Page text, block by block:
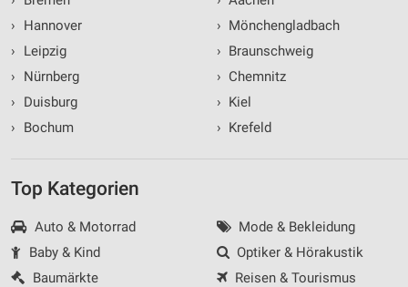
›
Hannover
›
Leipzig
›
Nürnberg
›
Duisburg
›
Bochum
› Mönchengladbach
› Braunschweig
› Chemnitz
› Kiel
› Krefeld
Top Kategorien
Auto & Motorrad
Baby & Kind
Baumärkte
Mode & Bekleidung
Optiker & Hörakustik
Reisen & Tourismus